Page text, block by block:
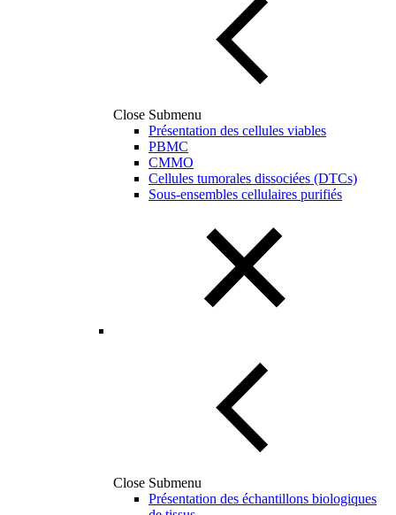
Close Submenu
Présentation des cellules viables
PBMC
CMMO
Cellules tumorales dissociées (DTCs)
Sous-ensembles cellulaires purifiés
Close Submenu
Présentation des échantillons biologiques